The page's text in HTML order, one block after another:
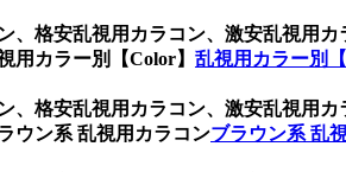
、格安乱視用カラコン、激安乱視用
用カラー別【Color】 乱視用カラー別
、格安乱視用カラコン、激安乱視用
ウン系 乱視用カラコンブラウン系 乱